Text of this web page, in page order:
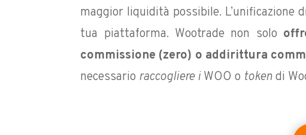
maggior liquidità possibile.
tua piattaforma. Wootrade non solo
commissione (zero) o addirittura
necessario raccogliere iWOO o tokendi